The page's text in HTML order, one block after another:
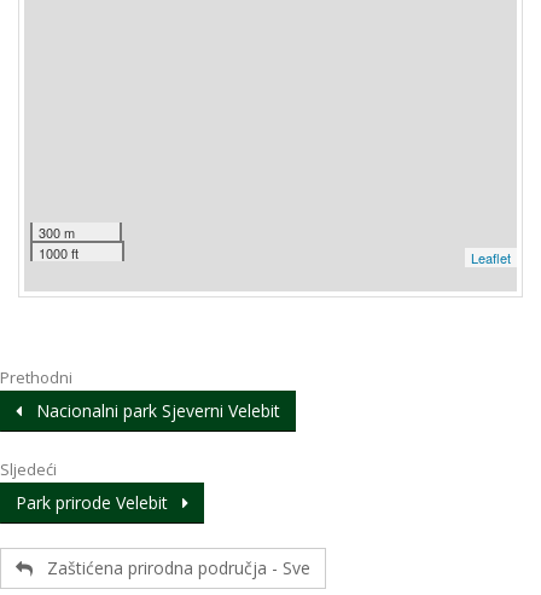
300 m
1000 ft
Leaflet
Prethodni
Nacionalni park Sjeverni Velebit
Sljedeći
Park prirode Velebit
Zaštićena prirodna područja - Sve